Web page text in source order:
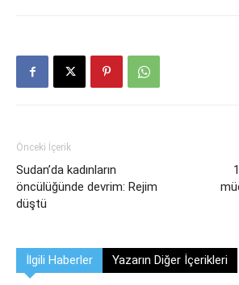
Önceki İçerik
Sudan’da kadınların
öncülüğünde devrim: Rejim
düştü
İlgili Haberler Yazarın Diğer İçerikleri